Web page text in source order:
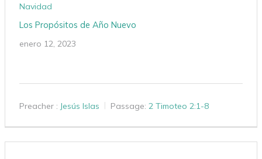
Navidad
Los Propósitos de Año Nuevo
enero 12, 2023
Preacher : Jesús Islas Passage: 2 Timoteo 2:1-8